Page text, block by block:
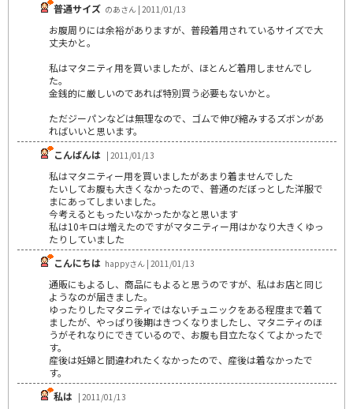
普通サイズ のあさん | 2011/01/13
お腹周りには余裕がありますが、普段着用されているサイズで大
丈夫かと。
私はマタニティ用を買いましたが、ほとんど着用しませんでし
た。
金銭的に厳しいのであれば特別買う必要もないかと。
ただジーパンなどは無理なので、ゴムで伸び縮みするズボンがあ
ればいいと思います。
こんばんは | 2011/01/13
私はマタニティー用を買いましたがあまり着ませんでした
たいしてお腹も大きくなかったので、普通のだぼっとした洋服で
まにあってしまいました。
今考えるともったいなかったかなと思います
私は10キロは増えたのですがマタニティー用はかなり大きくゆっ
たりしていました
こんにちは happyさん | 2011/01/13
通販にもよるし、商品にもよると思うのですが、私はお店と同じ
ようなのが届きました。
ゆったりしたマタニティではないチュニックをある程度まで着て
ましたが、やっぱり後期はきつくなりましたし、マタニティのほ
うがそれなりにできているので、お腹も目立たなくてよかったで
す。
産後は妊婦と間違われたくなかったので、産後は着なかったで
す。
私は | 2011/01/13